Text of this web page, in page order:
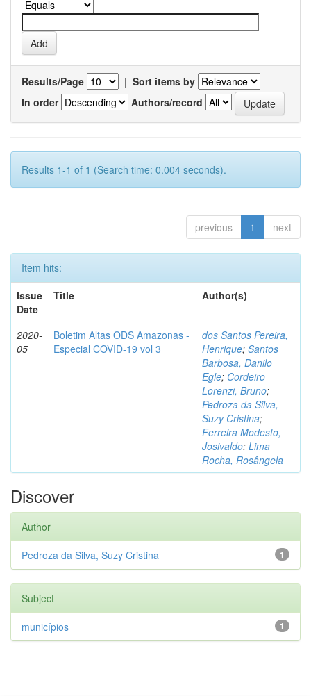
Results/Page | Sort items by
In order
Authors/record
Results 1-1 of 1 (Search time: 0.004 seconds).
previous 1 next
Item hits:
Issue
Date
Title Author(s)
2020-
05
Boletim Altas ODS Amazonas -
Especial COVID-19 vol 3
dos Santos Pereira,
Henrique; Santos
Barbosa, Danilo
Egle; Cordeiro
Lorenzi, Bruno;
Pedroza da Silva,
Suzy Cristina;
Ferreira Modesto,
Josivaldo; Lima
Rocha, Rosângela
Discover
Author
1
Pedroza da Silva, Suzy Cristina
Subject
1
municípios